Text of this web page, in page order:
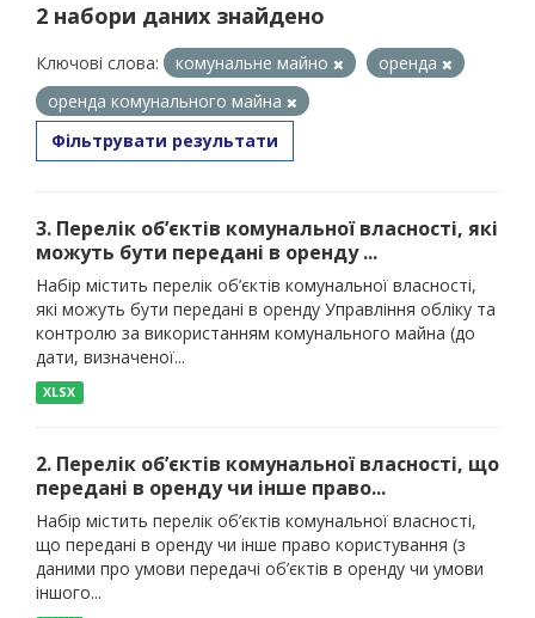
2 набори даних знайдено
Ключові слова: комунальне майно
оренда
оренда комунального майна
Фільтрувати результати
3. Перелік об’єктів комунальної власності, які
можуть бути передані в оренду ...
Набір містить перелік об’єктів комунальної власності,
які можуть бути передані в оренду Управління обліку та
контролю за використанням комунального майна (до
дати, визначеної...
XLSX
2. Перелік об’єктів комунальної власності, що
передані в оренду чи інше право...
Набір містить перелік об’єктів комунальної власності,
що передані в оренду чи інше право користування (з
даними про умови передачі об’єктів в оренду чи умови
іншого...